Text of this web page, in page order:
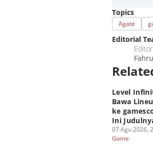
Topics
Agate
Editorial
Editor
Level
Bawa
ke
Ini
07 Agu 2026,
Game